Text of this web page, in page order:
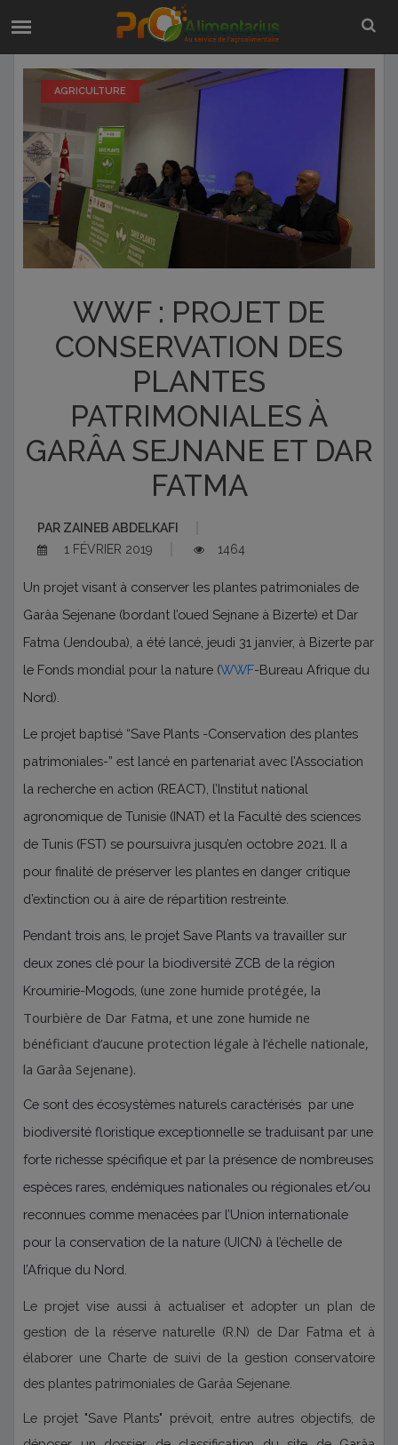
AGRICULTURE
WWF : PROJET DE
CONSERVATION DES
PLANTES
PATRIMONIALES À
GARÂA SEJNANE ET DAR
FATMA
PARZAINEB ABDELKAFI
1 FÉVRIER 2019
1464
Un projet visant à conserver les plantes patrimoniales de
Garâa Sejenane (bordant l’oued Sejnane à Bizerte) et Dar
Fatma (Jendouba), a été lancé, jeudi 31 janvier, à Bizerte par
le Fonds mondial pour la nature (WWF-Bureau Afrique du
Nord).
Le projet baptisé “Save Plants -Conservation des plantes
patrimoniales-” est lancé en partenariat avec l’Association
la recherche en action (REACT), l’Institut national
agronomique de Tunisie (INAT) et la Faculté des sciences
de Tunis (FST) se poursuivra jusqu’en octobre 2021. Il a
pour finalité de préserver les plantes en danger critique
d’extinction ou à aire de répartition restreinte.
Pendant trois ans, le projet Save Plants va travailler sur
deux zones clé pour la biodiversité ZCB de la région
Kroumirie-Mogods, (une zone humide protégée, la
Tourbière de Dar Fatma, et une zone humide ne
bénéficiant d’aucune protection légale à l’échelle nationale,
la Garâa Sejenane).
Ce sont des écosystèmes naturels caractérisés par une
biodiversité floristique exceptionnelle se traduisant par une
forte richesse spécifique et par la présence de nombreuses
espèces rares, endémiques nationales ou régionales et/ou
reconnues comme menacées par l’Union internationale
pour la conservation de la nature (UICN) à l’échelle de
l’Afrique du Nord.
Le projet vise aussi à actualiser et adopter un plan de
gestion de la réserve naturelle (R.N) de Dar Fatma et à
élaborer une Charte de suivi de la gestion conservatoire
des plantes patrimoniales de Garâa Sejenane.
Le projet "Save Plants" prévoit, entre autres objectifs, de